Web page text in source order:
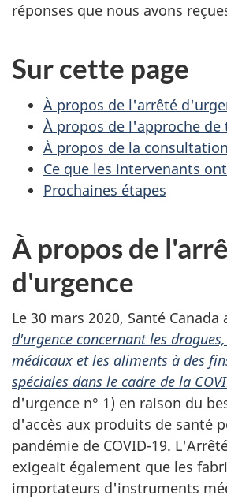
réponses que nous avons
Sur cette page
À propos de l'arrêté
À propos de l'approche
À propos de la consultation
Ce que les intervenants
Prochaines étapes
À propos de
d'urgence
Le 30 mars 2020, Santé
d'urgence concernant les
médicaux et les aliments à des
spéciales dans le cadre de la
d'urgence n° 1) en raison du
d'accès aux produits de santé
pandémie de COVID-19.
exigeait également que les
importateurs d'instruments